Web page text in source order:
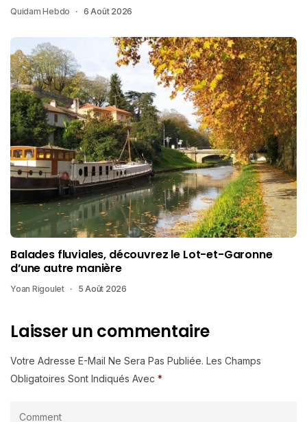
Quidam Hebdo 6 Août 2026
Balades fluviales, découvrez le Lot-et-Garonne
d’une autre manière
Yoan Rigoulet 5 Août 2026
Laisser un commentaire
Votre Adresse E-Mail Ne Sera Pas Publiée. Les Champs
Obligatoires Sont Indiqués Avec *